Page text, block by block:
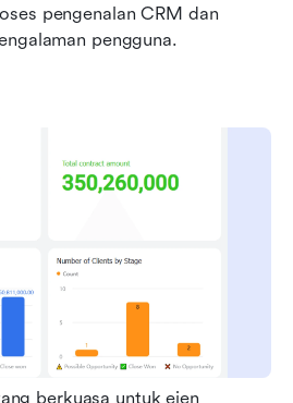
pengenalan CRM dan
pengguna.
berkuasa untuk ejen